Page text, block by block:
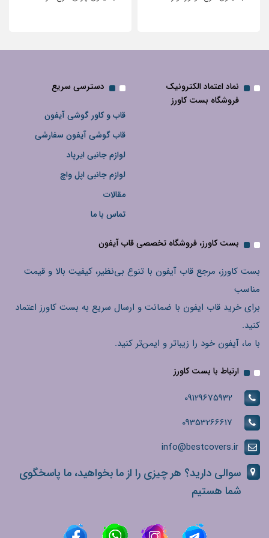
نماد اعتماد الکترونیک
فروشگاه بست کاورز
دسترسی سریع
قاب و کاور گوشی آیفون
قاب گوشی آیفون سفارشی
لوازم جانبی ایرپاد
لوازم جانبی اپل واچ
مقالات
تماس با ما
بست کاورز، فروشگاه تخصصی قاب آیفون
بست کاورز، مرجع قاب آیفون با تنوع بی‌نظیر، کیفیت بالا و قیمت
مناسب
برای خرید قاب ایفون با ضمانت و ارسال سریع به بست کاورز اعتماد
کنید.
با ما، آیفون خود را زیباتر و ایمن‌تر کنید.
ارتباط با بست کاورز
09129675932
09353266617
info@bestcovers.ir
سوالی دارید؟ هر چیزی را از ما بخواهید، ما پاسخگوی
شما هستیم